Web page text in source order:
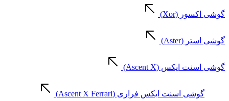
گوشی اکسور (Xor)
گوشی استر (Aster)
گوشی اسنت ایکس (Ascent X)
گوشی اسنت ایکس فراری (Ascent X Ferrari)